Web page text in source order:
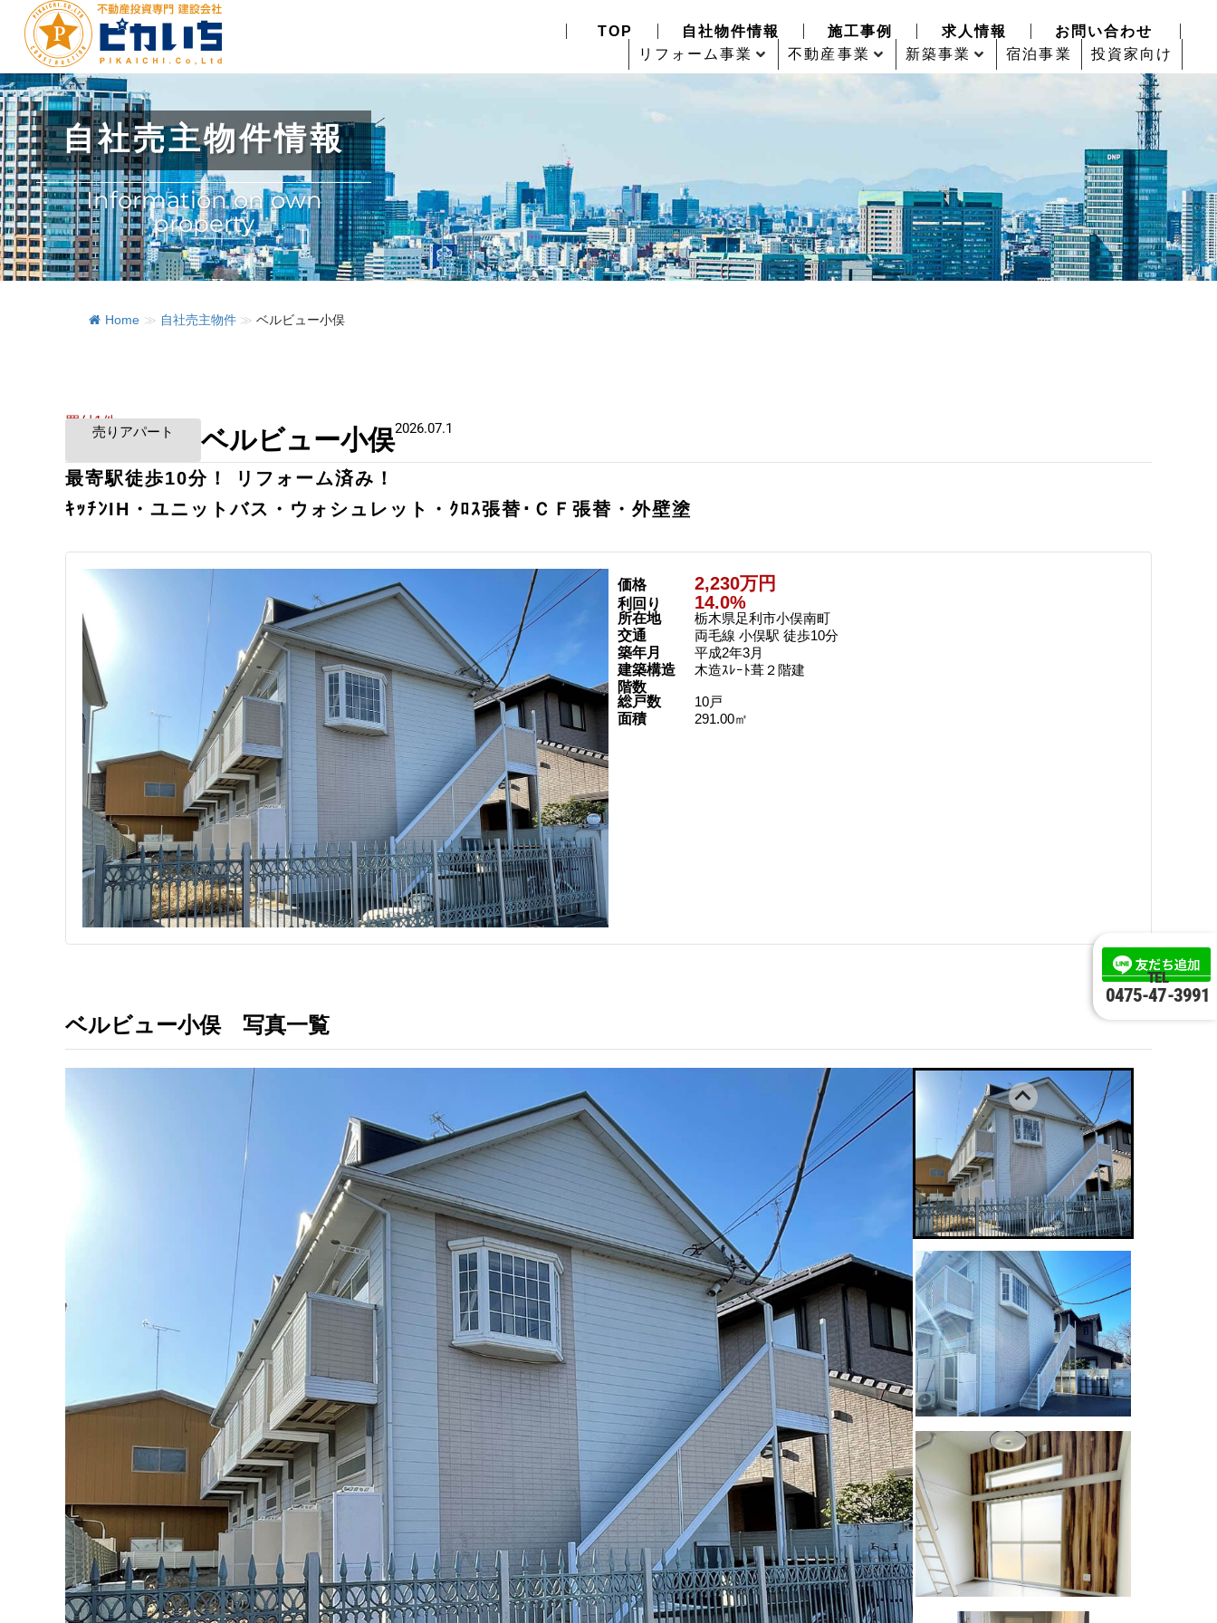
TOP 自社物件情報 施工事例 求人情報
お問い合わせ
リフォーム事業
不動産事業 新築事業 宿泊事業 投資家向け
TEL
0475-47-3991
自社売主物件情報
Information on own
property
Home ≫ 自社売主物件 ≫ ベルビュー小俣
買付1件
売りアパート ベルビュー小俣2026.07.1
最寄駅徒歩10分！ リフォーム済み！
ｷｯﾁﾝIH・ユニットバス・ウォシュレット・ｸﾛｽ張替･ＣＦ張替・外壁塗
価格 2,230万円
利回り 14.0%
所在地
栃木県足利市小俣南町
交通
両毛線 小俣駅 徒歩10分
築年月
平成2年3月
建築構造
木造ｽﾚｰﾄ葺２階建
階数
総戸数
10戸
面積
291.00㎡
ベルビュー小俣 写真一覧